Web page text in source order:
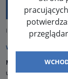
ISSN: 2080-5438
WYDAWCA
Media-Press Sp. z
ul. Gwiaździsta 7B/8